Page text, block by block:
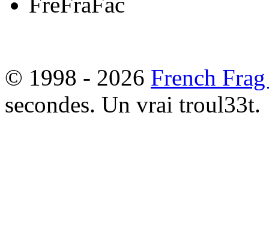
© 1998 - 2026 French
secondes. Un vrai troul33t.